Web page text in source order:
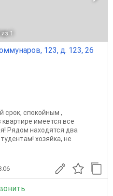
из 1
123, д. 123, 26
срок, спокойным ,
имеется все
Рядом находятся два
хозяйка, не